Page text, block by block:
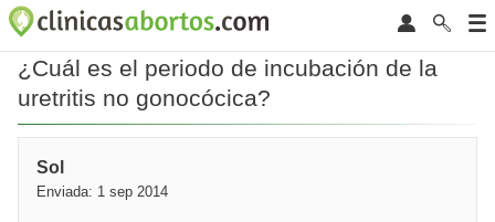
¿Cuál es el periodo de incubación de la
uretritis no gonocócica?
Sol
Enviada: 1 sep 2014